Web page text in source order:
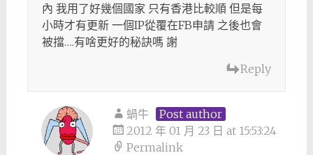
內 我用了好幾個國家 只有香港比較順 但是每
小時才有更新 一個IP從覆在FB申請 之後也會
被擋….有啥更好的秘訣嗎 謝
Reply
蝸牛
Post author
2012 年 01 月 23 日 at 15:53:24
Permalink